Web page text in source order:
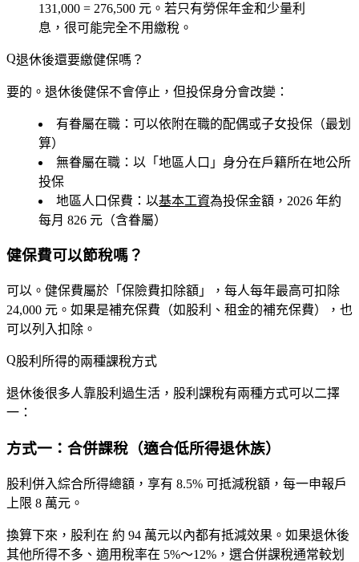
131,000 = 276,500 元 。若只有勞保年金和少量利
息，很可能完全不用繳稅。
退休後還要繳健保嗎？
要的。退休後健保不會停止，但投保身分會改變：
有眷屬在職 ：可以依附在職的配偶或子女投保（最划
算）
無眷屬在職 ：以「地區人口」身分在戶籍所在地公所
投保
地區人口保費 ：以基本工資為投保金額，2026 年約
每月 826 元 （含眷屬）
健保費可以節稅嗎？
可以。健保費屬於「保險費扣除額」，每人每年最高可扣除
24,000 元 。如果是補充保費（如股利、租金的補充保費），也
可以列入扣除。
股利所得的兩種課稅方式
退休後很多人靠股利過生活，股利課稅有兩種方式可以二擇
一：
方式一：合併課稅（適合低所得退休族）
股利併入綜合所得總額，享有 8.5% 可抵減稅額 ，每一申報戶
上限 8 萬元 。
換算下來，股利在 約 94 萬元以內都有抵減效果。如果退休後
其他所得不多、適用稅率在 5%～12%，選合併課稅通常較划